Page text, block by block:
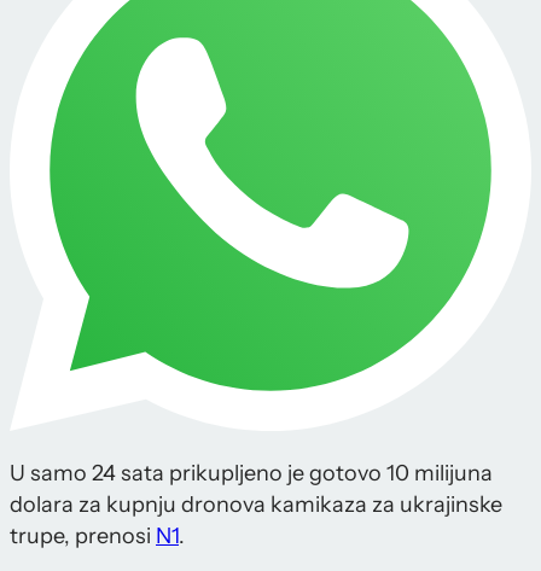
U samo 24 sata prikupljeno je gotovo 10 milijuna
dolara za kupnju dronova kamikaza za ukrajinske
trupe, prenosi N1.